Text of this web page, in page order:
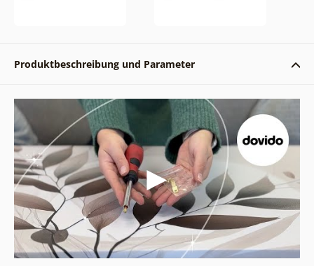
Produktbeschreibung und Parameter